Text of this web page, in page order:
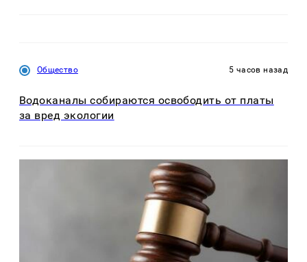
Общество 5 часов назад
Водоканалы собираются освободить от платы
за вред экологии